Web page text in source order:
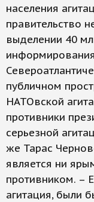
населения
правительство
выделении 40
публичном
НАТОвской
противники
серьезной
же Тарас
является ни
противником. –
агитация, были